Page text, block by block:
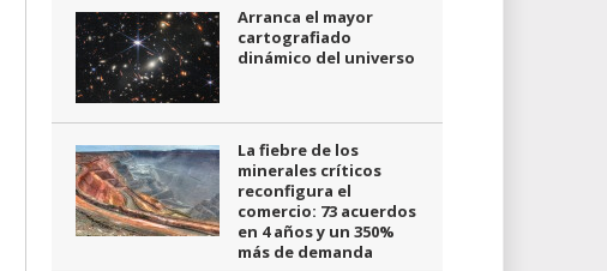
Arranca el mayor
cartografiado
dinámico del universo
La fiebre de los
minerales críticos
reconfigura el
comercio: 73 acuerdos
en 4 años y un 350%
más de demanda